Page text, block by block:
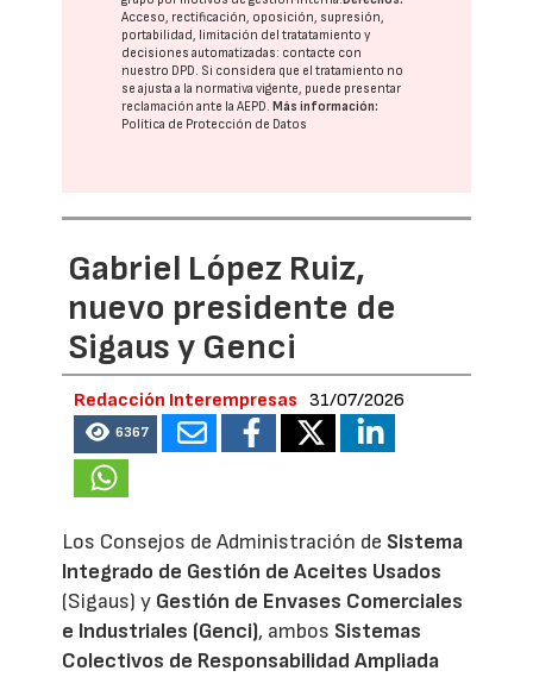
Acceso, rectificación, oposición, supresión,
portabilidad, limitación del tratatamiento y
decisiones automatizadas: contacte con
nuestro DPD. Si considera que el tratamiento no
se ajusta a la normativa vigente, puede presentar
reclamación ante laAEPD.Más información:
Política de Protección de Datos
Gabriel López Ruiz,
nuevo presidente de
Sigaus y Genci
Redacción Interempresas 31/07/2026
6367
Los Consejos de Administración de Sistema
Integrado de Gestión de Aceites Usados
(Sigaus) y Gestión de Envases Comerciales
e Industriales (Genci), ambos Sistemas
Colectivos de Responsabilidad Ampliada